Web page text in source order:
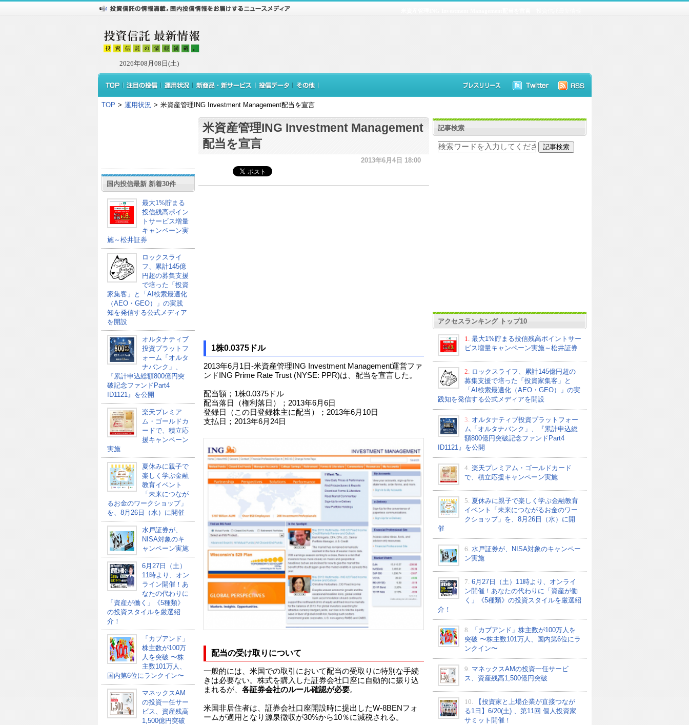
2026年08月08日(土)
TOP > 運用状況 > 米資産管理ING Investment Management配当を宣言
国内投信最新 新着30件
最大1%貯まる
投信残高ポイン
トサービス増量
キャンペーン実
施～松井証券
ロックスライ
フ、累計145億
円超の募集支援
で培った「投資
家集客」と「AI検索最適化
（AEO・GEO）」の実践
知を発信する公式メディア
を開設
オルタナティブ
投資プラットフ
ォーム「オルタ
ナバンク」、
『累計申込総額800億円突
破記念ファンドPart4
ID1121』を公開
楽天プレミア
ム・ゴールドカ
ードで、積立応
援キャンペーン
実施
夏休みに親子で
楽しく学ぶ金融
教育イベント
「未来につなが
るお金のワークショップ」
を、8月26日（水）に開催
水戸証券が、
NISA対象のキ
ャンペーン実施
6月27日（土）
11時より、オン
ライン開催！あ
なたの代わりに
「資産が働く」《5種類》
の投資スタイルを厳選紹
介！
「カブアンド」
株主数が100万
人を突破 〜株
主数101万人、
国内第6位にランクイン〜
マネックスAM
の投資一任サー
ビス、資産残高
1,500億円突破
米資産管理ING Investment Management
配当を宣言
2013年6月4日 18:00
1株0.0375ドル
2013年6月1日-米資産管理ING Investment Management運営ファ
ンドING Prime Rate Trust (NYSE: PPR)は、配当を宣言した。
配当額；1株0.0375ドル
配当落日（権利落日）；2013年6月6日
登録日（この日登録株主に配当）；2013年6月10日
支払日；2013年6月24日
配当の受け取りについて
一般的には、米国での取引において配当の受取りに特別な手続
きは必要ない。株式を購入した証券会社口座に自動的に振り込
まれるが、 各証券会社のルール確認が必要。
米国非居住者は、証券会社口座開設時に提出したW-8BENフォ
ームが適用となり源泉徴収が30%から10％に減税される。
記事検索
アクセスランキング トップ10
1.
最大1%貯まる投信残高ポイントサー
ビス増量キャンペーン実施～松井証券
2.
ロックスライフ、累計145億円超の
募集支援で培った「投資家集客」と
「AI検索最適化（AEO・GEO）」の実
践知を発信する公式メディアを開設
3. オルタナティブ投資プラットフォー
ム「オルタナバンク」、『累計申込総
額800億円突破記念ファンドPart4
ID1121』を公開
4. 楽天プレミアム・ゴールドカード
で、積立応援キャンペーン実施
5. 夏休みに親子で楽しく学ぶ金融教育
イベント「未来につながるお金のワー
クショップ」を、8月26日（水）に開
催
6. 水戸証券が、NISA対象のキャンペー
ン実施
7. 6月27日（土）11時より、オンライ
ン開催！あなたの代わりに「資産が働
く」《5種類》の投資スタイルを厳選紹
介！
8.
「カブアンド」株主数が100万人を
突破 〜株主数101万人、国内第6位にラ
ンクイン〜
9. マネックスAMの投資一任サービ
ス、資産残高1,500億円突破
10.
【投資家と上場企業が直接つなが
る1日】6/20(土) 、第11回 個人投資家
サミット開催！